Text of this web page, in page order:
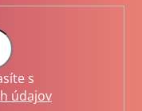
s
údajov